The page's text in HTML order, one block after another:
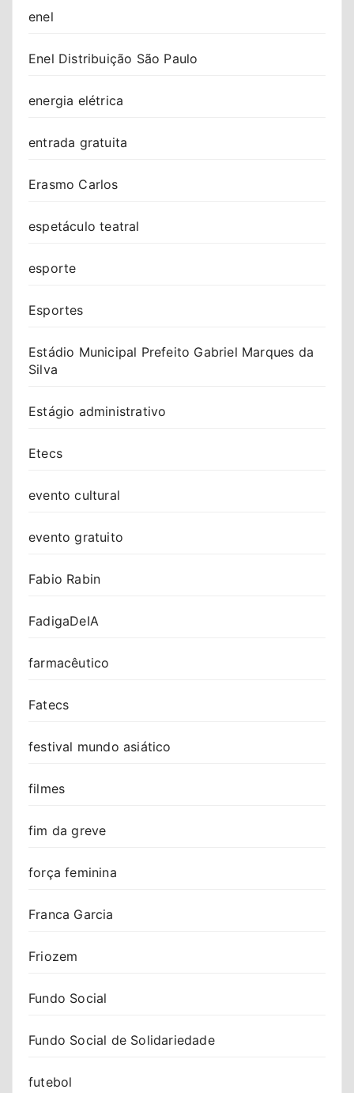
enel
Enel Distribuição São Paulo
energia elétrica
entrada gratuita
Erasmo Carlos
espetáculo teatral
esporte
Esportes
Estádio Municipal Prefeito Gabriel Marques da
Silva
Estágio administrativo
Etecs
evento cultural
evento gratuito
Fabio Rabin
FadigaDeIA
farmacêutico
Fatecs
festival mundo asiático
filmes
fim da greve
força feminina
Franca Garcia
Friozem
Fundo Social
Fundo Social de Solidariedade
futebol